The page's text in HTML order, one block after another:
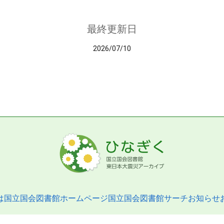
最終更新日
2026/07/10
国立国会図書館ホームページ国立国会図書館サーチお知らせ